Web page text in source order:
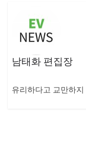
남태화 편집장
유리하다고 교만하